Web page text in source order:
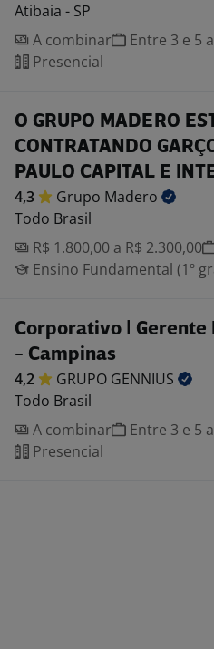
Atibaia - SP
A combinar
Entre 3 e 5
Presencial
O GRUPO MADERO
CONTRATANDO
PAULO CAPITAL E
4,3 Grupo Madero
Todo Brasil
R$ 1.800,00 a R$ 2.300,00
Ensino Fundamental (1º
Corporativo | Gerente
- Campinas
4,2 GRUPO GENNIUS
Todo Brasil
A combinar
Entre 3 e 5
Presencial